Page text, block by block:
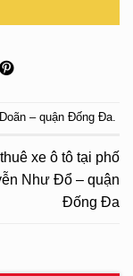
– quận Đống Đa.
xe ô tô tại phố
Như Đổ – quận
Đống Đa